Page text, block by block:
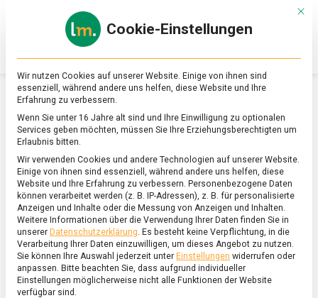
Online-
Magazin
zu
&
Ernährung
SCHLAGWORT:WERTSCHÖPFUNGSKETTE
Mit
Cookie-Einstellungen
Wir nutzen Cookies auf unserer Website. Einige von ihnen sind
essenziell, während andere uns helfen, diese Website und Ihre
Erfahrung zu verbessern.
Wenn Sie unter 16 Jahre alt sind und Ihre Einwilligung zu optionalen
Services geben möchten, müssen Sie Ihre Erziehungsberechtigten um
Erlaubnis bitten.
Wir verwenden Cookies und andere Technologien auf unserer Website.
Einige von ihnen sind essenziell, während andere uns helfen, diese
Website und Ihre Erfahrung zu verbessern. Personenbezogene Daten
können verarbeitet werden (z. B. IP-Adressen), z. B. für personalisierte
Anzeigen und Inhalte oder die Messung von Anzeigen und Inhalten.
Weitere Informationen über die Verwendung Ihrer Daten finden Sie in
unserer Datenschutzerklärung. Es besteht keine Verpflichtung, in die
Verarbeitung Ihrer Daten einzuwilligen, um dieses Angebot zu nutzen.
Sie können Ihre Auswahl jederzeit unter Einstellungen widerrufen oder
anpassen. Bitte beachten Sie, dass aufgrund individueller
Einstellungen möglicherweise nicht alle Funktionen der Website
verfügbar sind.